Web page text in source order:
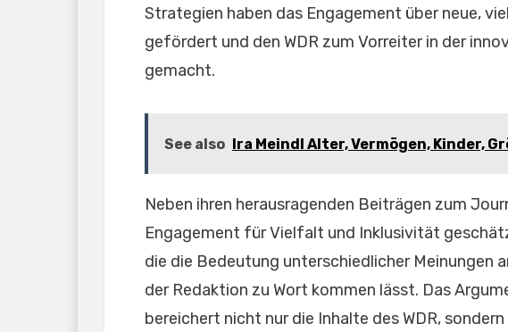
Strategien haben das Engagement über neue,
gefördert und den WDR zum Vorreiter in der
gemacht.
See also Ira Meindl Alter, Vermögen, Kinder,
Neben ihren herausragenden Beiträgen zum
Engagement für Vielfalt und Inklusivität
die die Bedeutung unterschiedlicher Meinungen
der Redaktion zu Wort kommen lässt. Das
bereichert nicht nur die Inhalte des WDR,